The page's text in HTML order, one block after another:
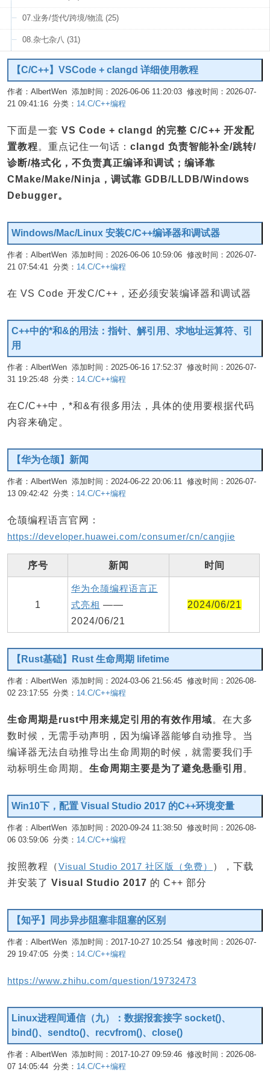
07.业务/货代/跨境/物流 (25)
08.杂七杂八 (31)
【C/C++】VSCode + clangd 详细使用教程
作者：AlbertWen 添加时间：2026-06-06 11:20:03 修改时间：2026-07-
21 09:41:16 分类： 14.C/C++编程
下面是一套 VS Code + clangd 的完整 C/C++ 开发配
置教程。重点记住一句话： clangd 负责智能补全/跳转/
诊断/格式化，不负责真正编译和调试；编译靠
CMake/Make/Ninja，调试靠 GDB/LLDB/Windows
Debugger。
Windows/Mac/Linux 安装C/C++编译器和调试器
作者：AlbertWen 添加时间：2026-06-06 10:59:06 修改时间：2026-07-
21 07:54:41 分类： 14.C/C++编程
在 VS Code 开发C/C++，还必须安装编译器和调试器
C++中的*和&的用法：指针、解引用、求地址运算符、引
用
作者：AlbertWen 添加时间：2025-06-16 17:52:37 修改时间：2026-07-
31 19:25:48 分类： 14.C/C++编程
在C/C++中，*和&有很多用法，具体的使用要根据代码
内容来确定。
【华为仓颉】新闻
作者：AlbertWen 添加时间：2024-06-22 20:06:11 修改时间：2026-07-
13 09:42:42 分类： 14.C/C++编程
仓颉编程语言官网：
https://developer.huawei.com/consumer/cn/cangjie
序号 新闻 时间
1
华为仓颉编程语言正
式亮相 ——
2024/06/21
2024/06/21
【Rust基础】Rust 生命周期 lifetime
作者：AlbertWen 添加时间：2024-03-06 21:56:45 修改时间：2026-08-
02 23:17:55 分类： 14.C/C++编程
生命周期是rust中用来规定引用的有效作用域。在大多
数时候，无需手动声明，因为编译器能够自动推导。当
编译器无法自动推导出生命周期的时候，就需要我们手
动标明生命周期。 生命周期主要是为了避免悬垂引用 。
Win10下，配置 Visual Studio 2017 的C++环境变量
作者：AlbertWen 添加时间：2020-09-24 11:38:50 修改时间：2026-08-
06 03:59:06 分类： 14.C/C++编程
按照教程（Visual Studio 2017 社区版（免费）
），下载
并安装了 Visual Studio 2017 的 C++ 部分
【知乎】同步异步阻塞非阻塞的区别
作者：AlbertWen 添加时间：2017-10-27 10:25:54 修改时间：2026-07-
29 19:47:05 分类： 14.C/C++编程
https://www.zhihu.com/question/19732473
Linux进程间通信（九）：数据报套接字 socket()、
bind()、sendto()、recvfrom()、close()
作者：AlbertWen 添加时间：2017-10-27 09:59:46 修改时间：2026-08-
07 14:05:44 分类： 14.C/C++编程